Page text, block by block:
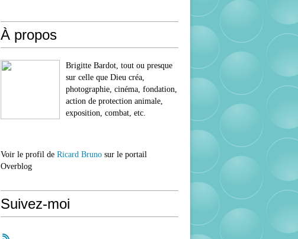
À propos
Brigitte Bardot, tout ou presque
sur celle que Dieu créa,
photographie, cinéma, fondation,
action de protection animale,
exposition, combat, etc.
Voir le profil de Ricard Bruno sur le portail
Overblog
Suivez-moi